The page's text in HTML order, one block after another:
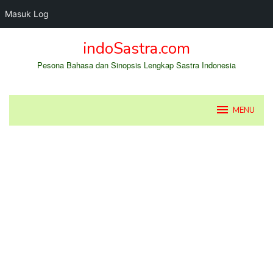
Masuk Log
indoSastra.com
Pesona Bahasa dan Sinopsis Lengkap Sastra Indonesia
MENU